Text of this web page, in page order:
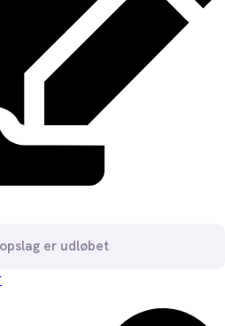
er udløbet